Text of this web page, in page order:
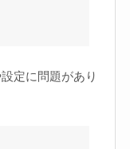
定に問題があり